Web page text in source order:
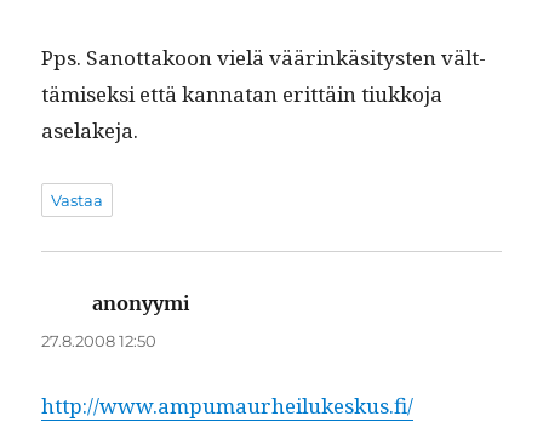
Pps. San­ot­takoon vielä väärinkäsi­tys­ten vält­
tämisek­si että kan­natan erit­täin tiukko­ja
aselakeja.
Vastaa
anonyymi
27.8.2008 12:50
http://www.ampumaurheilukeskus.fi/